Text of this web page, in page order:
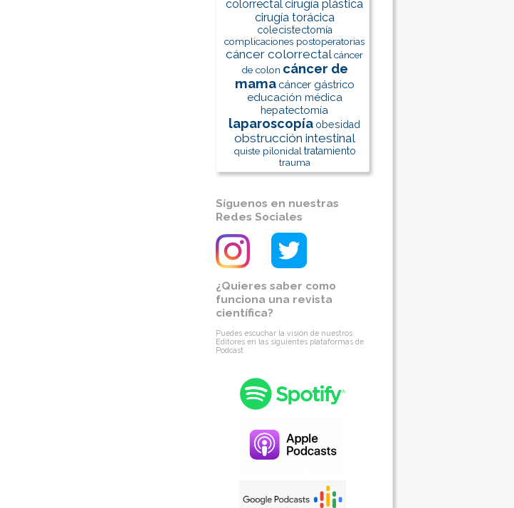
colorrectalcirugía plástica
cirugía torácica
colecistectomía
complicaciones postoperatorias
cáncer colorrectalcáncer
de colon cáncer de
mama cáncer gástrico
educación médica
hepatectomía
laparoscopía obesidad
obstrucción intestinal
quiste pilonidal tratamiento
trauma
Síguenos en nuestras
Redes Sociales
¿Quieres saber como
funciona una revista
científica?
Puedes escuchar la visión de nuestros
Editores en las siguientes plataformas de
Podcast